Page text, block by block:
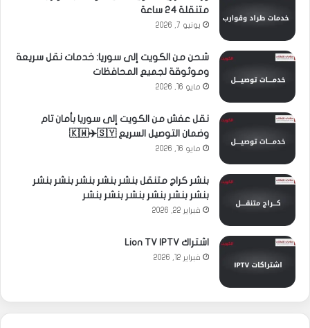
متنقلة 24 ساعة
يونيو 7, 2026
شحن من الكويت إلى سوريا: خدمات نقل سريعة
وموثوقة لجميع المحافظات
مايو 16, 2026
نقل عفش من الكويت إلى سوريا بأمان تام
وضمان التوصيل السريع 🇰🇼✈️🇸🇾
مايو 16, 2026
بنشر كراج متنقل بنشر بنشر بنشر بنشر بنشر
بنشر بنشر بنشر بنشر بنشر بنشر
فبراير 22, 2026
اشتراك Lion TV IPTV
فبراير 12, 2026